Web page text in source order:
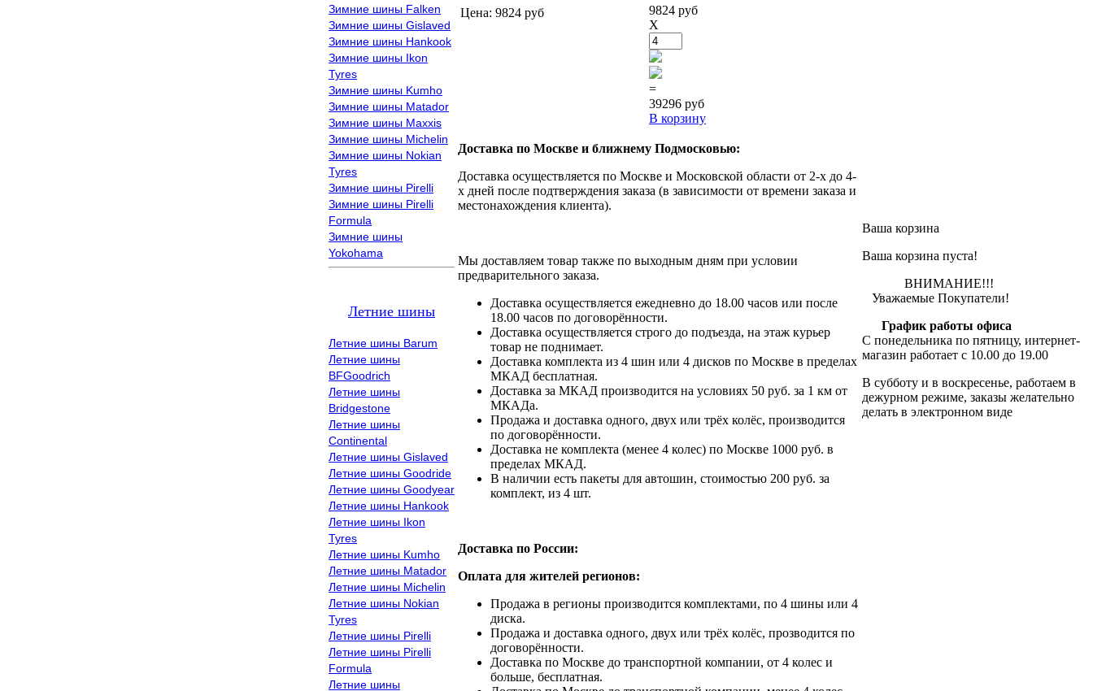
Зимние шины Falken
Зимние шины Gislaved
Зимние шины Hankook
Зимние шины Ikon
Tyres
Зимние шины Kumho
Зимние шины Matador
Зимние шины Maxxis
Зимние шины Michelin
Зимние шины Nokian
Tyres
Зимние шины Pirelli
Зимние шины Pirelli
Formula
Зимние шины
Yokohama
Летние шины
Летние шины Barum
Летние шины
BFGoodrich
Летние шины
Bridgestone
Летние шины
Continental
Летние шины Gislaved
Летние шины Goodride
Летние шины Goodyear
Летние шины Hankook
Летние шины Ikon
Tyres
Летние шины Kumho
Летние шины Matador
Летние шины Michelin
Летние шины Nokian
Tyres
Летние шины Pirelli
Летние шины Pirelli
Formula
Летние шины
Цена: 9824 руб
9824 руб
X
=
39296 руб
В корзину
Доставка по Москве и ближнему Подмосковью:
Доставка осуществляется по Москве и Московской области от 2-х до 4-
х дней после подтверждения заказа (в зависимости от времени заказа и
местонахождения клиента).
Мы доставляем товар также по выходным дням при условии
предварительного заказа.
Доставка осуществляется ежедневно до 18.00 часов или после
18.00 часов по договорённости.
Доставка осуществляется строго до подъезда, на этаж курьер
товар не поднимает.
Доставка комплекта из 4 шин или 4 дисков по Москве в пределах
МКАД бесплатная.
Доставка за МКАД производится на условиях 50 руб. за 1 км от
МКАДа.
Продажа и доставка одного, двух или трёх колёс, производится
по договорённости.
Доставка не комплекта (менее 4 колес) по Москве 1000 руб. в
пределах МКАД.
В наличии есть пакеты для автошин, стоимостью 200 руб. за
комплект, из 4 шт.
Доставка по России:
Оплата для жителей регионов:
Продажа в регионы производится комплектами, по 4 шины или 4
диска.
Продажа и доставка одного, двух или трёх колёс, прозводится по
договорённости.
Доставка по Москве до транспортной компании, от 4 колес и
больше, бесплатная.
Ваша корзина
Ваша корзина пуста!
ВНИМАНИЕ!!!
Уважаемые Покупатели!
График работы офиса
С понедельника по пятницу, интернет-
магазин работает с 10.00 до 19.00
В субботу и в воскресенье, работаем в
дежурном режиме, заказы желательно
делать в электронном виде